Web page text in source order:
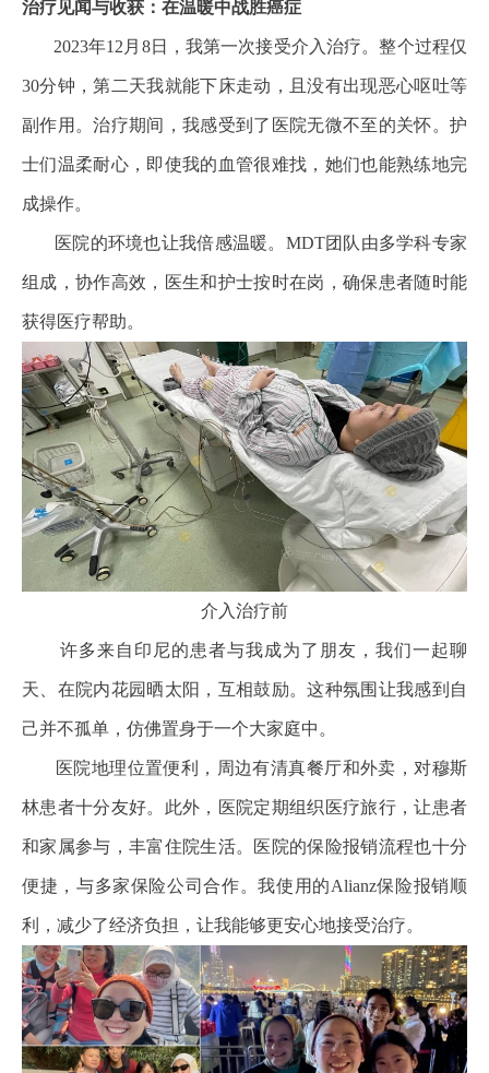
治疗见闻与收获：在温暖中战胜癌症
2023年12月8日，我第一次接受介入治疗。整个过程仅
30分钟，第二天我就能下床走动，且没有出现恶心呕吐等
副作用。治疗期间，我感受到了医院无微不至的关怀。护
士们温柔耐心，即使我的血管很难找，她们也能熟练地完
成操作。
医院的环境也让我倍感温暖。MDT团队由多学科专家
组成，协作高效，医生和护士按时在岗，确保患者随时能
获得医疗帮助。
介入治疗前
许多来自印尼的患者与我成为了朋友，我们一起聊
天、在院内花园晒太阳，互相鼓励。这种氛围让我感到自
己并不孤单，仿佛置身于一个大家庭中。
医院地理位置便利，周边有清真餐厅和外卖，对穆斯
林患者十分友好。此外，医院定期组织医疗旅行，让患者
和家属参与，丰富住院生活。医院的保险报销流程也十分
便捷，与多家保险公司合作。我使用的Alianz保险报销顺
利，减少了经济负担，让我能够更安心地接受治疗。